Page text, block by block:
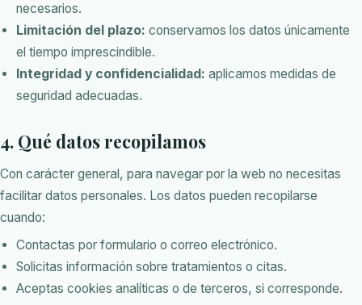
necesarios.
Limitación del plazo: conservamos los datos únicamente
el tiempo imprescindible.
Integridad y confidencialidad: aplicamos medidas de
seguridad adecuadas.
4. Qué datos recopilamos
Con carácter general, para navegar por la web no necesitas
facilitar datos personales. Los datos pueden recopilarse
cuando:
Contactas por formulario o correo electrónico.
Solicitas información sobre tratamientos o citas.
Aceptas cookies analíticas o de terceros, si corresponde.